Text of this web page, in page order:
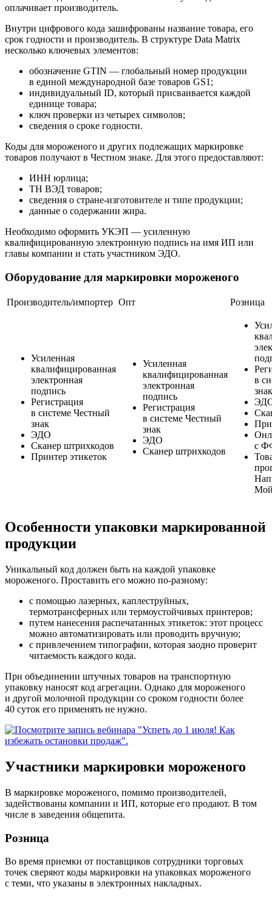
оплачивает производитель.
Внутри цифрового кода зашифрованы название товара, его
срок годности и производитель. В структуре Data Matrix
несколько ключевых элементов:
обозначение GTIN — глобальный номер продукции
в единой международной базе товаров GS1;
индивидуальный ID, который присваивается каждой
единице товара;
ключ проверки из четырех символов;
сведения о сроке годности.
Коды для мороженого и других подлежащих маркировке
товаров получают в Честном знаке. Для этого предоставляют:
ИНН юрлица;
ТН ВЭД товаров;
сведения о стране-изготовителе и типе продукции;
данные о содержании жира.
Необходимо оформить УКЭП — усиленную
квалифицированную электронную подпись на имя ИП или
главы компании и стать участником ЭДО.
Оборудование для маркировки мороженого
Производитель/импортер Опт Розница
Усиленная
квалифицированная
электронная
подпись
Регистрация
в системе Честный
знак
ЭДО
Сканер штрихкодов
Принтер этикеток
Усиленная
квалифицированная
электронная
подпись
Регистрация
в системе Честный
знак
ЭДО
Сканер штрихкодов
в
знак
с
Особенности упаковки маркированной
продукции
Уникальный код должен быть на каждой упаковке
мороженого. Проставить его можно по-разному:
с помощью лазерных, каплеструйных,
термотрансферных или термоустойчивых принтеров;
путем нанесения распечатанных этикеток: этот процесс
можно автоматизировать или проводить вручную;
с привлечением типографии, которая заодно проверит
читаемость каждого кода.
При объединении штучных товаров на транспортную
упаковку наносят код агрегации. Однако для мороженого
и другой молочной продукции со сроком годности более
40 суток его применять не нужно.
Участники маркировки мороженого
В маркировке мороженого, помимо производителей,
задействованы компании и ИП, которые его продают. В том
числе в заведения общепита.
Розница
Во время приемки от поставщиков сотрудники торговых
точек сверяют коды маркировки на упаковках мороженого
с теми, что указаны в электронных накладных.